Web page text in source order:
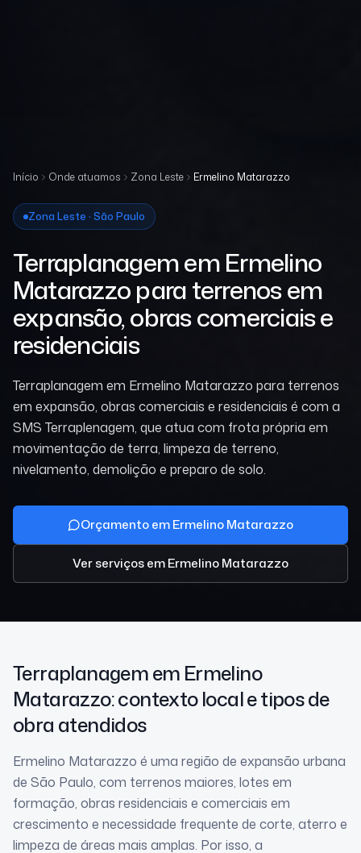
Início Onde atuamos Zona Leste Ermelino Matarazzo
Zona Leste · São Paulo
Terraplanagem em Ermelino
Matarazzo para terrenos em
expansão, obras comerciais e
residenciais
Terraplanagem em Ermelino Matarazzo para terrenos
em expansão, obras comerciais e residenciais é com a
SMS Terraplenagem, que atua com frota própria em
movimentação de terra, limpeza de terreno,
nivelamento, demolição e preparo de solo.
Orçamento em Ermelino Matarazzo
Ver serviçosem Ermelino Matarazzo
Terraplanagemem Ermelino
Matarazzo: contexto local e tipos de
obra atendidos
Ermelino Matarazzo é uma região de expansão urbana
de São Paulo, com terrenos maiores, lotes em
formação, obras residenciais e comerciais em
crescimento e necessidade frequente de corte, aterro e
limpeza de áreas mais amplas. Por isso, a